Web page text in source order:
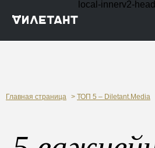
local-innerv2-
Главная страница > ТОП 5 – Diletant.Media